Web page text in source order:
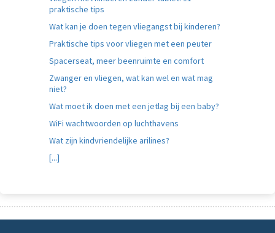
praktische tips
Wat kan je doen tegen vliegangst bij kinderen?
Praktische tips voor vliegen met een peuter
Spacerseat, meer beenruimte en comfort
Zwanger en vliegen, wat kan wel en wat mag
niet?
Wat moet ik doen met een jetlag bij een baby?
WiFi wachtwoorden op luchthavens
Wat zijn kindvriendelijke arilines?
[...]